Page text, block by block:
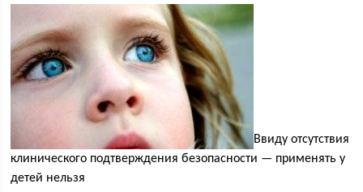
Ввиду отсутствия
клинического подтверждения безопасности — применять у
детей нельзя